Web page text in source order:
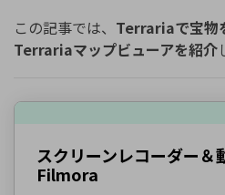
この記事では、 Terrariaで宝物
Terrariaマップビューアを紹介
スクリーンレコーダー＆
Filmora